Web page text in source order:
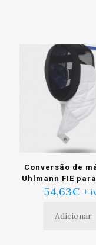
opções
podem
ser
escolhidas
página
produto
Conversão de
Uhlmann FIE
54,63€ +
Adicionar